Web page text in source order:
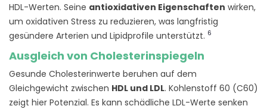
HDL-Werten. Seine antioxidativen Eigenschaften wirken,
um oxidativen Stress zu reduzieren, was langfristig
gesündere Arterien und Lipidprofile unterstützt. 6
Ausgleich von Cholesterinspiegeln
Gesunde Cholesterinwerte beruhen auf dem
Gleichgewicht zwischen HDL und LDL. Kohlenstoff 60 (C60)
zeigt hier Potenzial. Es kann schädliche LDL-Werte senken